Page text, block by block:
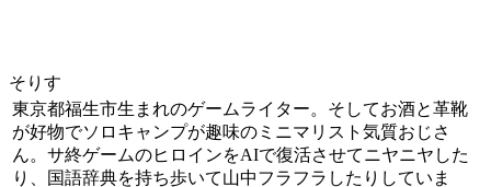
そりす
東京都福生市生まれのゲームライター。そしてお酒と革靴
が好物でソロキャンプが趣味のミニマリスト気質おじさ
ん。サ終ゲームのヒロインをAIで復活させてニヤニヤした
り、国語辞典を持ち歩いて山中フラフラしたりしていま